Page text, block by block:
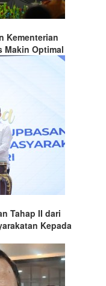
Kementerian
Makin Optimal
Tahap II dari
Kepada